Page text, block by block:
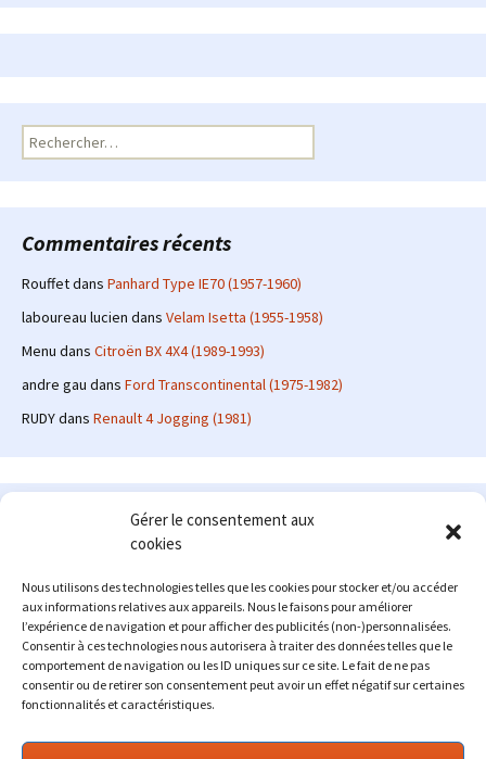
Gérer le consentement aux
cookies
Nous utilisons des technologies telles que les cookies pour stocker et/ou accéder
aux informations relatives aux appareils. Nous le faisons pour améliorer
l’expérience de navigation et pour afficher des publicités (non-)personnalisées.
Consentir à ces technologies nous autorisera à traiter des données telles que le
comportement de navigation ou les ID uniques sur ce site. Le fait de ne pas
consentir ou de retirer son consentement peut avoir un effet négatif sur certaines
fonctionnalités et caractéristiques.
Rechercher :
Commentaires récents
Rouffetdans Panhard Type IE70 (1957-1960)
laboureau lucien dans Velam Isetta (1955-1958)
Menu dans Citroën BX 4X4 (1989-1993)
andre gau dans Ford Transcontinental (1975-1982)
RUDYdans Renault 4 Jogging (1981)
Le site en quelques mots
: passionné d'automobile ancienne depuis de
nombreuses années, j'ai commencé à partager ma passion sur
internet à partir de 2009 au travers d'un blog qui a connu un relatif
succès. Fin 2013, je décide de prendre mon autonomie et me lancer
avec mon propre site : l'Automobile Ancienne.
Me contacter : alex(at)lautomobileancienne.com